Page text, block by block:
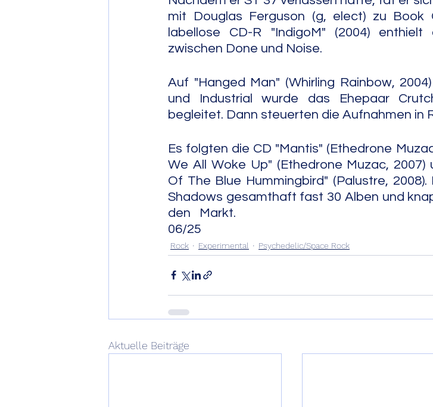
mit Douglas Ferguson (g, elect) zu Book
labellose CD-R "IndigoM" (2004) enthielt
zwischen Done und Noise.
Auf "Hanged Man" (Whirling Rainbow,
und Industrial wurde das Ehepaar
begleitet. Dann steuerten die Aufnahmen in
Es folgten die CD "Mantis" (Ethedrone
We All Woke Up" (Ethedrone Muzac,
Of The Blue Hummingbird" (Palustre,
Shadows gesamthaft fast 30 Alben und
den
06/25
Rock Experimental Psychedelic/Space Rock
Aktuelle Beiträge